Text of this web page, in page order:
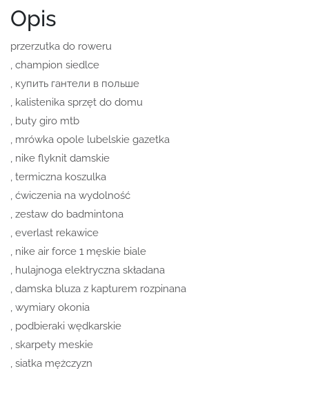
Opis
przerzutka do roweru
, champion siedlce
, купить гантели в польше
, kalistenika sprzęt do domu
, buty giro mtb
, mrówka opole lubelskie gazetka
, nike flyknit damskie
, termiczna koszulka
, ćwiczenia na wydolność
, zestaw do badmintona
, everlast rekawice
, nike air force 1 męskie biale
, hulajnoga elektryczna składana
, damska bluza z kapturem rozpinana
, wymiary okonia
, podbieraki wędkarskie
, skarpety meskie
, siatka mężczyzn